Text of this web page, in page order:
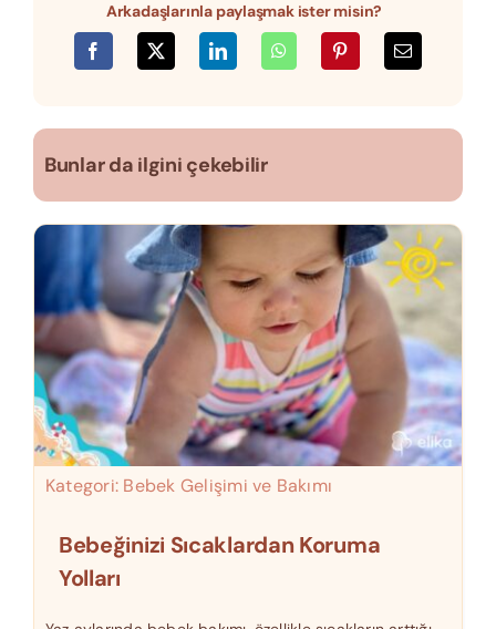
Arkadaşlarınla paylaşmak ister misin?
Bunlar da ilgini çekebilir
Kategori: Bebek Gelişimi ve Bakımı
Bebeğinizi Sıcaklardan Koruma
Yolları